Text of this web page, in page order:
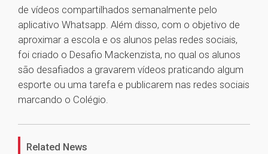
de vídeos compartilhados semanalmente pelo
aplicativo Whatsapp. Além disso, com o objetivo de
aproximar a escola e os alunos pelas redes sociais,
foi criado o Desafio Mackenzista, no qual os alunos
são desafiados a gravarem vídeos praticando algum
esporte ou uma tarefa e publicarem nas redes sociais
marcando o Colégio.
Related News